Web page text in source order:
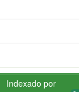
Indexado por